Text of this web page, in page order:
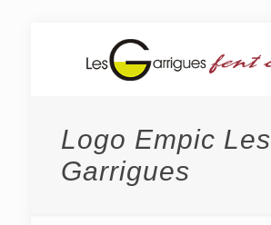
Logo Empic Les
Garrigues